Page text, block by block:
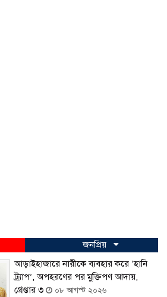
জনপ্রিয়
আড়াইহাজারে নারীকে ব্যবহার করে ‘হানি
ট্র্যাপ’, অপহরণের পর মুক্তিপণ আদায়,
গ্রেপ্তার ৩
০৮ আগস্ট ২০২৬